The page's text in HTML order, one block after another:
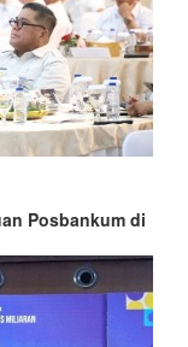
Posbankum di